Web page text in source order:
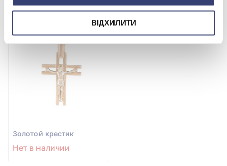
ВІДХИЛИТИ
Купить Купить
Золотой крестик
Нет в наличии